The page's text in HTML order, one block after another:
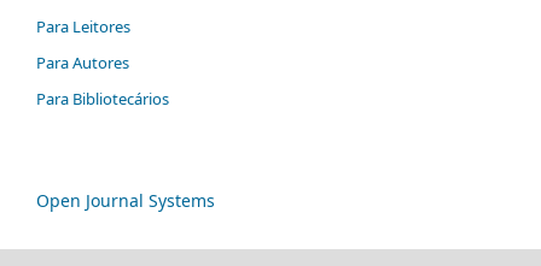
Para Leitores
Para Autores
Para Bibliotecários
Open Journal Systems